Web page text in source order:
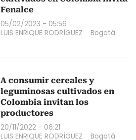
Fenalce
05/02/2023 - 05:56
LUIS ENRIQUE RODRÍGUEZ
Bogotá
A consumir cereales y
leguminosas cultivados en
Colombia invitan los
productores
20/11/2022 - 06:21
LUIS ENRIQUE RODRÍGUEZ
Bogotá